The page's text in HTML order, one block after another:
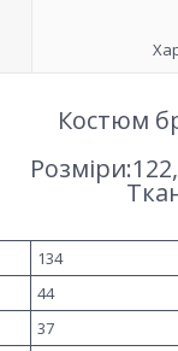
Костюм
134
44
37